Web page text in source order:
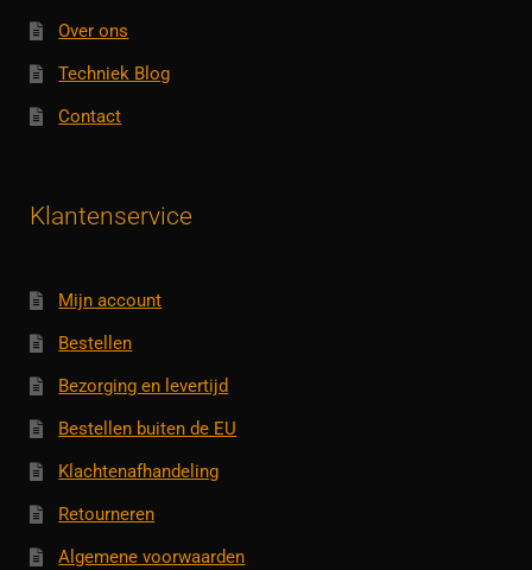
Over ons
Techniek Blog
Contact
Klantenservice
Mijn account
Bestellen
Bezorging en levertijd
Bestellen buiten de EU
Klachtenafhandeling
Retourneren
Algemene voorwaarden